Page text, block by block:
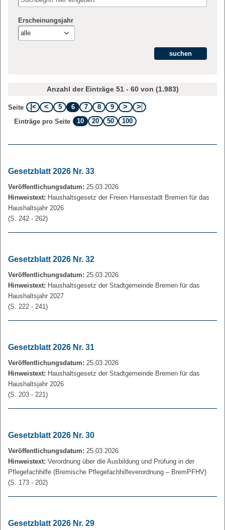
Erscheinungsjahr
alle
Anzahl der Einträge 51 - 60 von (1.983)
Seite 5 6 7 8
9
Einträge pro Seite
10 20 50 100
Gesetzblatt 2026 Nr. 33
Veröffentlichungsdatum: 25.03.2026
Hinweistext: Haushaltsgesetz der Freien Hansestadt Bremen für das
Haushaltsjahr 2026
(S. 242 - 262)
Gesetzblatt 2026 Nr. 32
Veröffentlichungsdatum: 25.03.2026
Hinweistext: Haushaltsgesetz der Stadtgemeinde Bremen für das
Haushaltsjahr 2027
(S. 222 - 241)
Gesetzblatt 2026 Nr. 31
Veröffentlichungsdatum: 25.03.2026
Hinweistext: Haushaltsgesetz der Stadtgemeinde Bremen für das
Haushaltsjahr 2026
(S. 203 - 221)
Gesetzblatt 2026 Nr. 30
Veröffentlichungsdatum: 25.03.2026
Hinweistext: Verordnung über die Ausbildung und Prüfung in der
Pflegefachhilfe (Bremische Pflegefachhilfeverordnung – BremPFHV)
(S. 173 - 202)
Gesetzblatt 2026 Nr. 29